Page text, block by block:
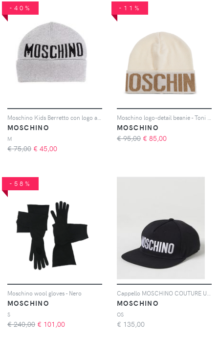
-40%
MOSCHINO
M
€ 75,00 € 45,00
-11%
MOSCHINO
€ 95,00 € 85,00
-58%
Moschino wool gloves - Nero
MOSCHINO
S
€ 240,00 € 101,00
MOSCHINO
OS
€ 135,00